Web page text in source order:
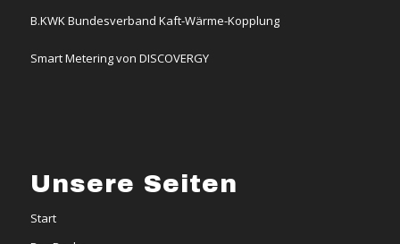
B.KWK Bundesverband Kaft-Wärme-Kopplung
Smart Metering von DISCOVERGY
Unsere Seiten
Start